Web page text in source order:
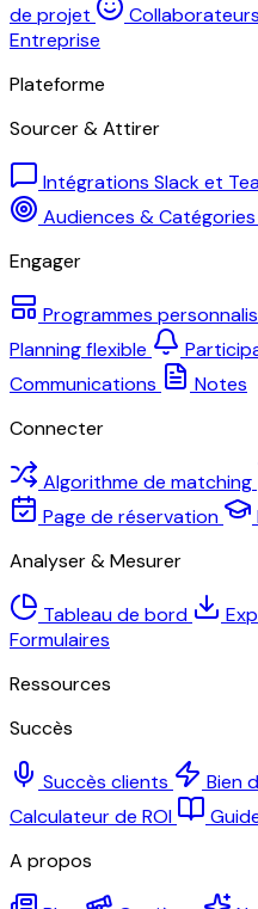
de projet
Collaborateurs
Entreprise
Plateforme
Sourcer & Attirer
Intégrations Slack et
Audiences & Catégories
Engager
Programmes
Planning flexible
Communications
Notes
Connecter
Algorithme de matching
Page de réservation
Analyser & Mesurer
Tableau de bord
Formulaires
Ressources
Succès
Succès clients Bien
Calculateur de ROI
A propos